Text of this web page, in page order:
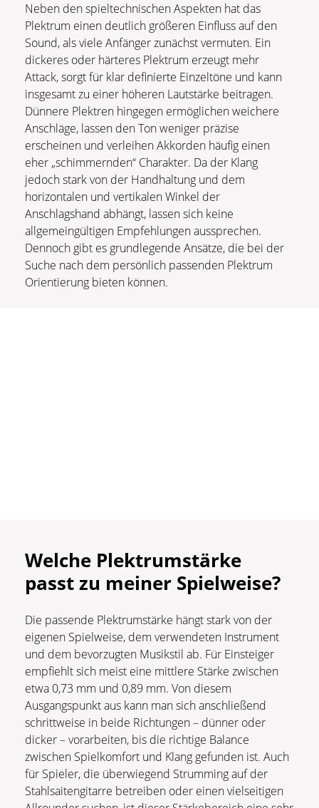
Neben den spieltechnischen Aspekten hat das
Plektrum einen deutlich größeren Einfluss auf den
Sound, als viele Anfänger zunächst vermuten. Ein
dickeres oder härteres Plektrum erzeugt mehr
Attack, sorgt für klar definierte Einzeltöne und kann
insgesamt zu einer höheren Lautstärke beitragen.
Dünnere Plektren hingegen ermöglichen weichere
Anschläge, lassen den Ton weniger präzise
erscheinen und verleihen Akkorden häufig einen
eher „schimmernden“ Charakter. Da der Klang
jedoch stark von der Handhaltung und dem
horizontalen und vertikalen Winkel der
Anschlagshand abhängt, lassen sich keine
allgemeingültigen Empfehlungen aussprechen.
Dennoch gibt es grundlegende Ansätze, die bei der
Suche nach dem persönlich passenden Plektrum
Orientierung bieten können.
Welche Plektrumstärke
passt zu meiner Spielweise?
Die passende Plektrumstärke hängt stark von der
eigenen Spielweise, dem verwendeten Instrument
und dem bevorzugten Musikstil ab. Für Einsteiger
empfiehlt sich meist eine mittlere Stärke zwischen
etwa 0,73 mm und 0,89 mm. Von diesem
Ausgangspunkt aus kann man sich anschließend
schrittweise in beide Richtungen – dünner oder
dicker – vorarbeiten, bis die richtige Balance
zwischen Spielkomfort und Klang gefunden ist. Auch
für Spieler, die überwiegend Strumming auf der
Stahlsaitengitarre betreiben oder einen vielseitigen